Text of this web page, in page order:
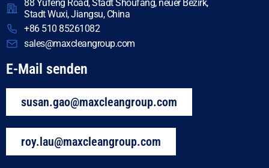
88 Yufeng Road, Stadt Shoufang, neuer Bezirk,
Stadt Wuxi, Jiangsu, China
+86 510 85261082
sales@maxcleangroup.com
E-Mail senden
susan.gao@maxcleangroup.com
roy.lau@maxcleangroup.com